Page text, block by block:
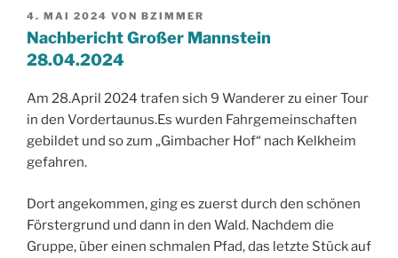
VERÖFFENTLICHT
AM
4. MAI 2024 VON BZIMMER
Nachbericht Großer Mannstein
28.04.2024
Am 28.April 2024 trafen sich 9 Wanderer zu einer Tour
in den Vordertaunus.Es wurden Fahrgemeinschaften
gebildet und so zum „Gimbacher Hof“ nach Kelkheim
gefahren.
Dort angekommen, ging es zuerst durch den schönen
Förstergrund und dann in den Wald. Nachdem die
Gruppe, über einen schmalen Pfad, das letzte Stück auf